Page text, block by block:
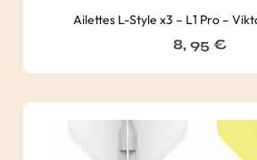
Ailettes L-Style x3 – L1 Pro –
8, 95 €